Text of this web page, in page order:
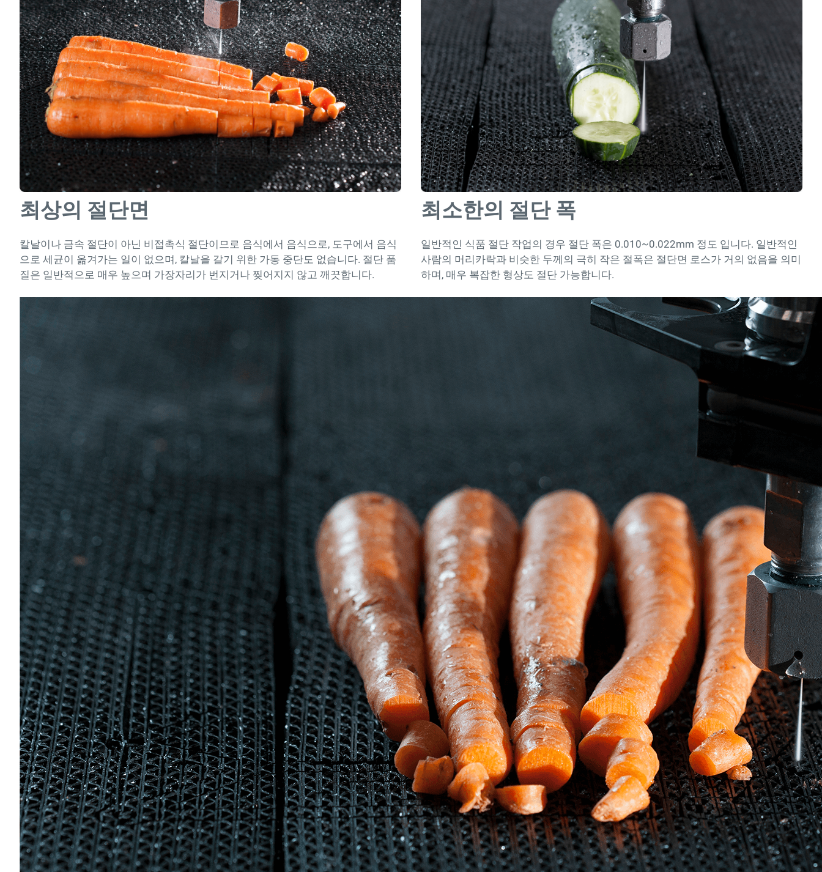
최상의 절단면
칼날이나 금속 절단이 아닌 비접촉식 절단이므로 음식에서 음식으로, 도구에서 음식
으로 세균이 옮겨가는 일이 없으며, 칼날을 갈기 위한 가동 중단도 없습니다. 절단 품
질은 일반적으로 매우 높으며 가장자리가 번지거나 찢어지지 않고 깨끗합니다.
최소한의 절단 폭
일반적인 식품 절단 작업의 경우 절단 폭은 0.010~0.022mm 정도 입니다. 일반적인
사람의 머리카락과 비슷한 두께의 극히 작은 절폭은 절단면 로스가 거의 없음을 의미
하며, 매우 복잡한 형상도 절단 가능합니다.